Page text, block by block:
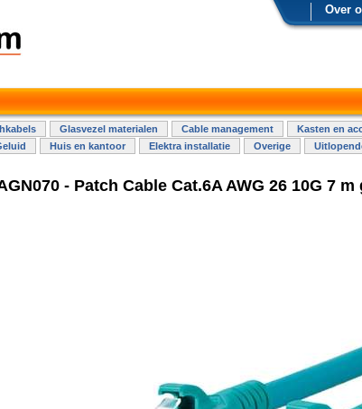
Over
Glasvezel materialen Cable management Kasten en
Huis en kantoor Elektra installatie Overige
- Patch Cable Cat.6A AWG 26 10G 7 m